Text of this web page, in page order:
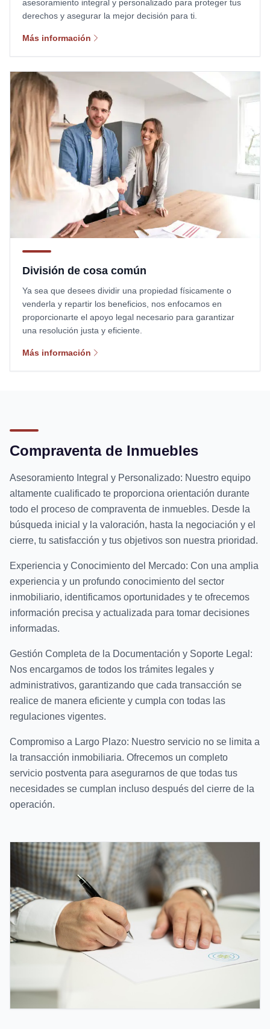
asesoramiento integral y personalizado para proteger tus
derechos y asegurar la mejor decisión para ti.
Más información
División de cosa común
Ya sea que desees dividir una propiedad físicamente o
venderla y repartir los beneficios, nos enfocamos en
proporcionarte el apoyo legal necesario para garantizar
una resolución justa y eficiente.
Más información
Compraventa de Inmuebles
Asesoramiento Integral y Personalizado: Nuestro equipo
altamente cualificado te proporciona orientación durante
todo el proceso de compraventa de inmuebles. Desde la
búsqueda inicial y la valoración, hasta la negociación y el
cierre, tu satisfacción y tus objetivos son nuestra prioridad.
Experiencia y Conocimiento del Mercado: Con una amplia
experiencia y un profundo conocimiento del sector
inmobiliario, identificamos oportunidades y te ofrecemos
información precisa y actualizada para tomar decisiones
informadas.
Gestión Completa de la Documentación y Soporte Legal:
Nos encargamos de todos los trámites legales y
administrativos, garantizando que cada transacción se
realice de manera eficiente y cumpla con todas las
regulaciones vigentes.
Compromiso a Largo Plazo: Nuestro servicio no se limita a
la transacción inmobiliaria. Ofrecemos un completo
servicio postventa para asegurarnos de que todas tus
necesidades se cumplan incluso después del cierre de la
operación.